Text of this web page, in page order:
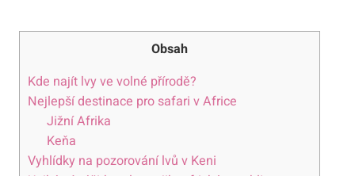
Obsah
Kde najít lvy ve volné přírodě?
Nejlepší destinace pro safari v Africe
Jižní Afrika
Keňa
Vyhlídky na pozorování lvů v Keni